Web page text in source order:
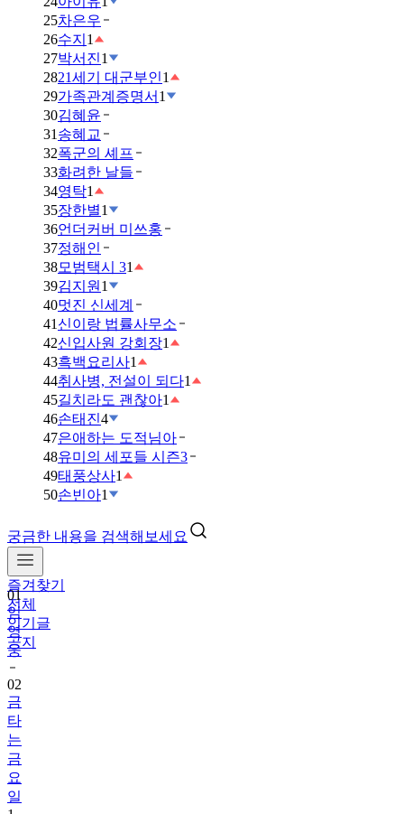
25차은우
26수지 1
27박서진1
2821세기 대군부인1
29가족관계증명서 1
30김혜윤
31 송혜교
32폭군의 셰프
33화려한 날들
34영탁1
35장한별1
36언더커버 미쓰홍
37정해인
38모범택시 31
39김지원 1
40멋진 신세계
41 신이랑 법률사무소
42신입사원 강회장1
43흑백요리사1
44취사병, 전설이 되다1
45길치라도 괜찮아1
46손태진4
47은애하는 도적님아
48유미의 세포들 시즌3
49태풍상사1
50손빈아1
궁금한 내용을 검색해보세요
즐겨찾기
전체
인기글
공지
01
임
영
웅
02
금
타
는
금
요
일